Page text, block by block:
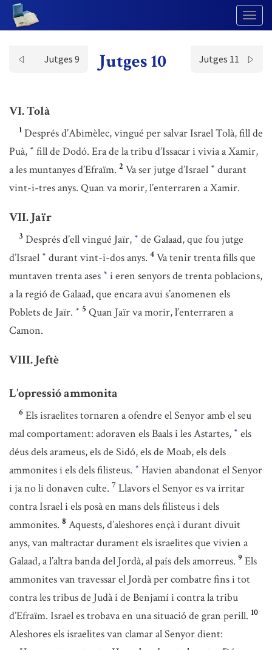
Jutges 9 Jutges 10 Jutges 11
VI. Tolà
1 Després d’Abimèlec, vingué per salvar Israel Tolà, fill de
Puà, * fill de Dodó. Era de la tribu d’Issacar i vivia a Xamir,
a les muntanyes d’Efraïm. 2 Va ser jutge d’Israel * durant
vint-i-tres anys. Quan va morir, l’enterraren a Xamir.
VII. Jaïr
3 Després d’ell vingué Jaïr, * de Galaad, que fou jutge
d’Israel * durant vint-i-dos anys. 4 Va tenir trenta fills que
muntaven trenta ases * i eren senyors de trenta poblacions,
a la regió de Galaad, que encara avui s’anomenen els
Poblets de Jaïr. * 5 Quan Jaïr va morir, l’enterraren a
Camon.
VIII. Jeftè
L’opressió ammonita
6 Els israelites tornaren a ofendre el Senyor amb el seu
mal comportament: adoraven els Baals i les Astartes, * els
déus dels arameus, els de Sidó, els de Moab, els dels
ammonites i els dels filisteus. * Havien abandonat el Senyor
i ja no li donaven culte. 7 Llavors el Senyor es va irritar
contra Israel i els posà en mans dels filisteus i dels
ammonites. 8 Aquests, d’aleshores ençà i durant divuit
anys, van maltractar durament els israelites que vivien a
Galaad, a l’altra banda del Jordà, al país dels amorreus. 9 Els
ammonites van travessar el Jordà per combatre fins i tot
contra les tribus de Judà i de Benjamí i contra la tribu
d’Efraïm. Israel es trobava en una situació de gran perill. 10
Aleshores els israelites van clamar al Senyor dient: